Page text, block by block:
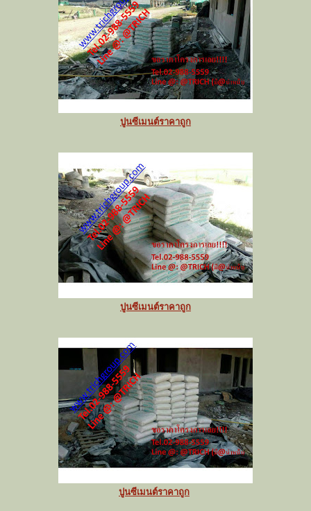
ปูนซีเมนต์ราคาถูก
ปูนซีเมนต์ราคาถูก
ปูนซีเมนต์ราคาถูก